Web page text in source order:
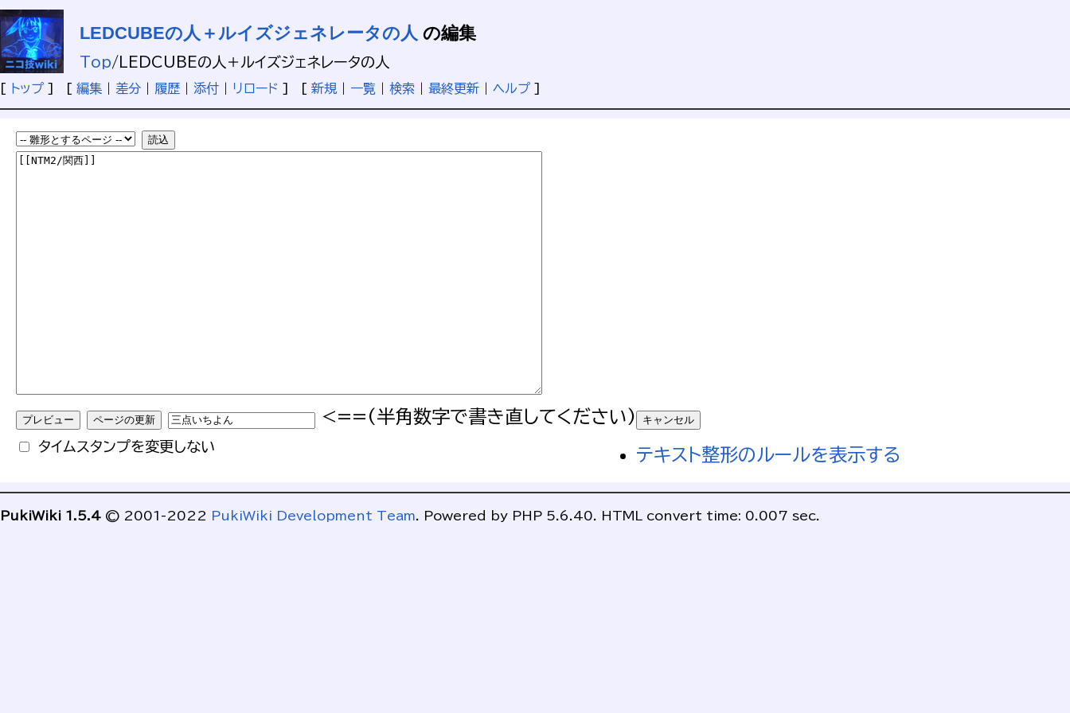
LEDCUBEの人＋ルイズジェネレータの人 の編集
Top/ LEDCUBEの人＋ルイズジェネレータの人
[ トップ ] [ 編集 差分 履歴 添付 リロード ] [ 新規 一覧 検索 最終更新 ヘルプ ]
<==(半角数字で書き直してください)
タイムスタンプを変更しない テキスト整形のルールを表示する
PukiWiki 1.5.4 © 2001-2022 PukiWiki Development Team. Powered by PHP 5.6.40. HTML convert time: 0.007 sec.